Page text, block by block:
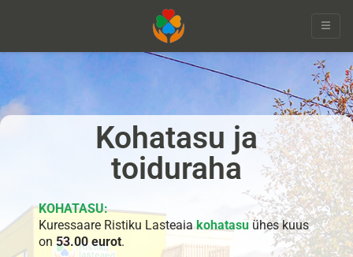
document.querySelectorAll('li.noclick a').forEach(a => {
a.addEventListener('click', function(e) { e.preventDefault(); }); });
Kohatasu ja
toiduraha
KOHATASU:
Kuressaare Ristiku Lasteaiakohatasu ühes kuus
on 53.00 eurot.